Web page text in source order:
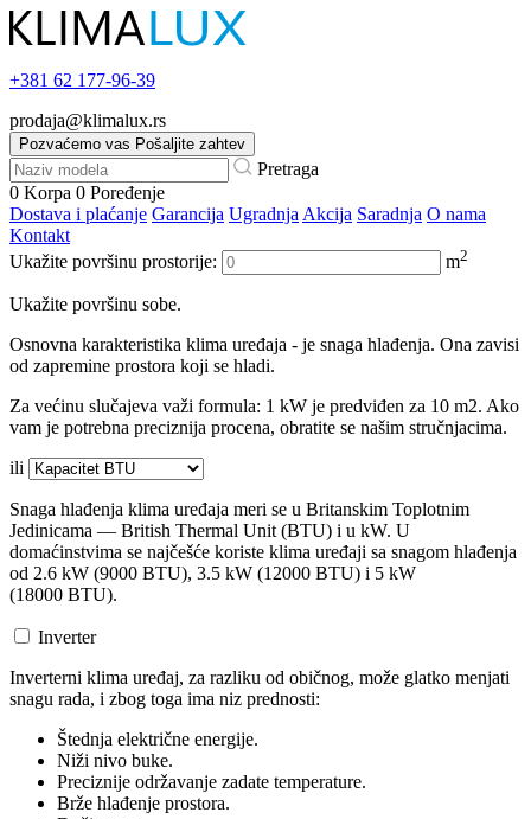
+381 62 177-96-39
prodaja@klimalux.rs
Pozvaćemo vas Pošaljite zahtev
Pretraga
0 Korpa 0 Poređenje
Dostava i plaćanje Garancija Ugradnja Akcija Saradnja O nama
Kontakt
Ukažite površinu prostorije:
m2
Ukažite površinu sobe.
Osnovna karakteristika klima uređaja - je snaga hlađenja. Ona zavisi
od zapremine prostora koji se hladi.
Za većinu slučajeva važi formula: 1 kW je predviđen za 10 m2. Ako
vam je potrebna preciznija procena, obratite se našim stručnjacima.
ili
Snaga hlađenja klima uređaja meri se u Britanskim Toplotnim
Jedinicama — British Thermal Unit (BTU) i u kW. U
domaćinstvima se najčešće koriste klima uređaji sa snagom hlađenja
od 2.6 kW (9000 BTU), 3.5 kW (12000 BTU) i 5 kW
(18000 BTU).
Inverter
Inverterni klima uređaj, za razliku od običnog, može glatko menjati
snagu rada, i zbog toga ima niz prednosti:
Štednja električne energije.
Niži nivo buke.
Preciznije održavanje zadate temperature.
Brže hlađenje prostora.